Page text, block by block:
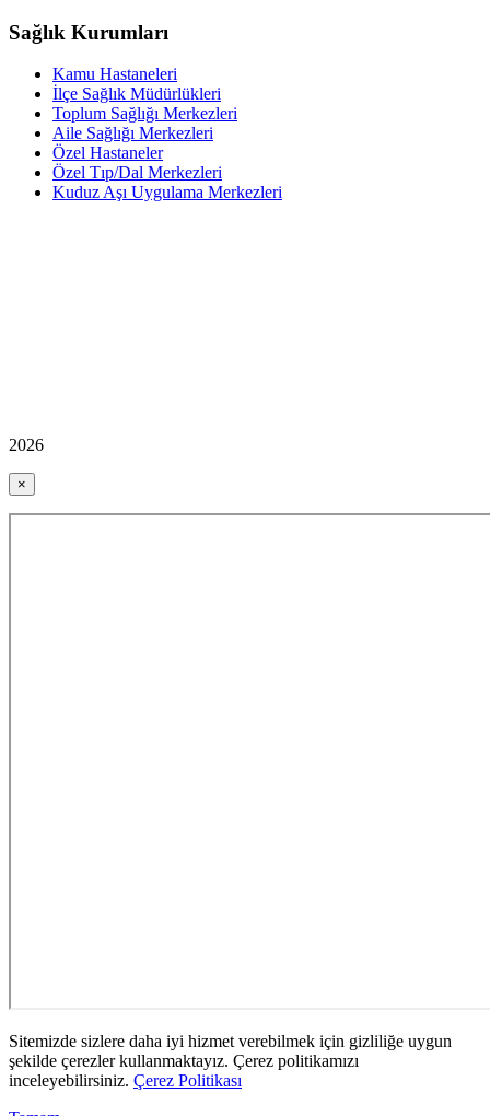
Sağlık Kurumları
Kamu Hastaneleri
İlçe Sağlık Müdürlükleri
Toplum Sağlığı Merkezleri
Aile Sağlığı Merkezleri
Özel Hastaneler
Özel Tıp/Dal Merkezleri
Kuduz Aşı Uygulama Merkezleri
2026
×
Sitemizde sizlere daha iyi hizmet verebilmek için gizliliğe uygun
şekilde çerezler kullanmaktayız. Çerez politikamızı
inceleyebilirsiniz. Çerez Politikası